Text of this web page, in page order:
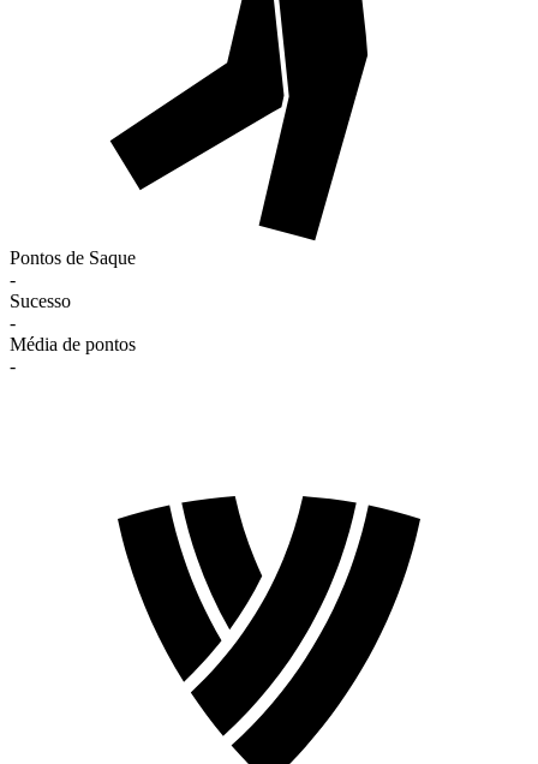
Pontos de Saque
-
Sucesso
-
Média de pontos
-